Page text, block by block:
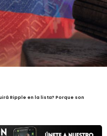
Ripple en la lista? Porque son